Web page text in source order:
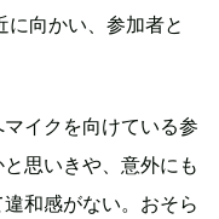
向かい、参加者と
イクを向けている参
思いきや、意外にも
和感がない。おそら